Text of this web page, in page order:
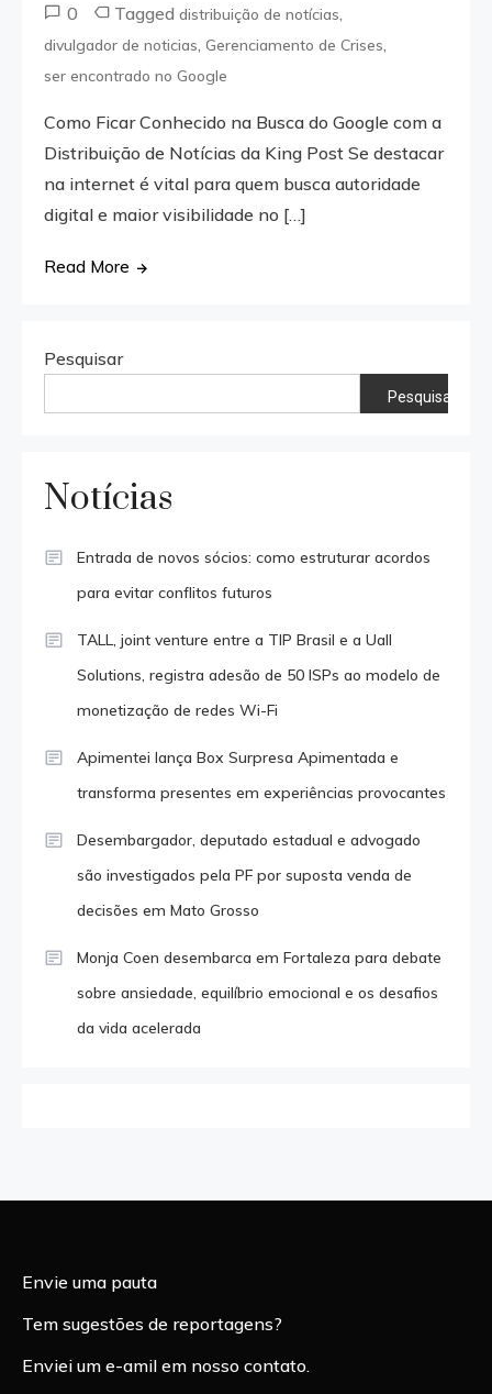
0 Taggeddistribuição de notícias
divulgador de noticias ,Gerenciamento de Crises
ser encontrado no Google
Como Ficar Conhecido na Busca do Google com a
Distribuição de Notícias da King Post Se destacar
na internet é vital para quem busca autoridade
digital e maior visibilidade no […]
Read More
Pesquisar
Pesquisar
Notícias
Entrada de novos sócios: como estruturar acordos
para evitar conflitos futuros
TALL, joint venture entre a TIP Brasil e a Uall
Solutions, registra adesão de 50 ISPs ao modelo de
monetização de redes Wi-Fi
Apimentei lança Box Surpresa Apimentada e
transforma presentes em experiências provocantes
Desembargador, deputado estadual e advogado
são investigados pela PF por suposta venda de
decisões em Mato Grosso
Monja Coen desembarca em Fortaleza para debate
sobre ansiedade, equilíbrio emocional e os desafios
da vida acelerada
Envie uma pauta
Tem sugestões de reportagens?
Enviei um e-amil em nosso contato.